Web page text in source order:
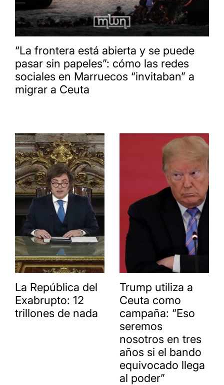
“La frontera está abierta y se puede
pasar sin papeles”: cómo las redes
sociales en Marruecos “invitaban” a
migrar a Ceuta
La República del
Exabrupto: 12
trillones de nada
Trump utiliza a
Ceuta como
campaña: “Eso
seremos
nosotros en tres
años si el bando
equivocado llega
al poder”